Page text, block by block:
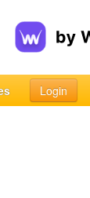
Login